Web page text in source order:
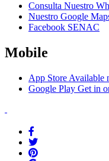
Consulta Nuestro
Nuestro Google
Facebook SENAC
Mobile
App Store Available
Google Play Get in